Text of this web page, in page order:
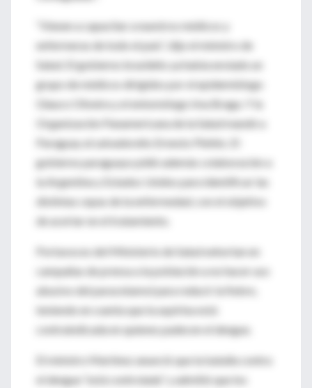
“Vienen a capacitar a nuestros médicos y
enfermeras de todo el país”, dijo el ministro de
Salud. El gobierno brasileño ya había enviado un
grupo de médicos dirigidos por el epidemiólogo
Glauco Oliveira y el entomólogo Ima Braga. Y la
Organización Panamericana de la Salud mandó a
Paraguay al salvadoreño Ernesto Pleités. El
gobierno paraguayo pidió además colaboración a
la Argentina y Estados Unidos para identificar las
distintas cepas de la enfermedad, con el objetivo
de acertar en el tratamiento.
Portavoces del Ministerio de Salud exhortan en
campañas de prensa a la población a no hacer uso
abusivo del paracetamol para reducir la fiebre,
teniendo en cuenta que la aspirina está
contraindicada en quienes padecen el dengue.
El ministro Martínez anunció que la batalla contra
el dengue “está controlada” y admitió que los